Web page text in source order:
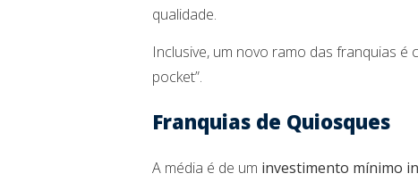
qualidade.
Inclusive, um novo ramo das franquias é
pocket”.
Franquias de Quiosques
A média é de um investimento mínimo